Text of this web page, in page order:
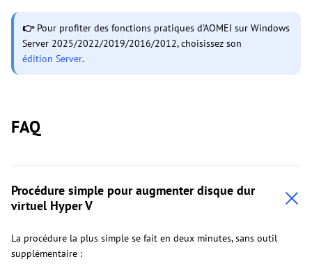
👉 Pour profiter des fonctions pratiques d'AOMEI sur Windows
Server 2025/2022/2019/2016/2012, choisissez son
édition Server.
FAQ
Procédure simple pour augmenter disque dur
virtuel Hyper V
La procédure la plus simple se fait en deux minutes, sans outil
supplémentaire :